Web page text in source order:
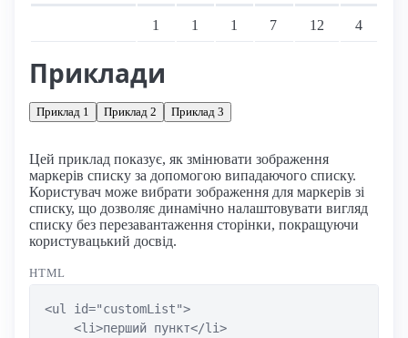
1 1 1 7 12 4
Приклади
Приклад 1 Приклад 2 Приклад 3
Цей приклад показує, як змінювати зображення
маркерів списку за допомогою випадаючого списку.
Користувач може вибрати зображення для маркерів зі
списку, що дозволяє динамічно налаштовувати вигляд
списку без перезавантаження сторінки, покращуючи
користувацький досвід.
HTML
<ul id="customList">
    <li>перший пункт</li>